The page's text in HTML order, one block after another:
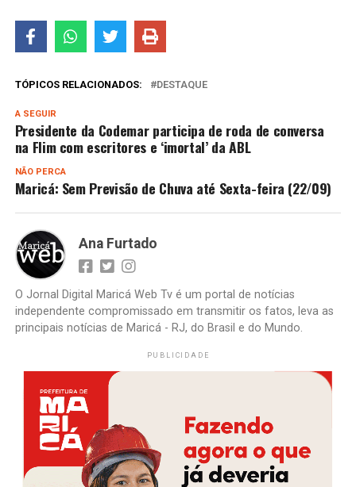
TÓPICOS RELACIONADOS: DESTAQUE
A SEGUIR
Presidente da Codemar participa de roda de conversa
na Flim com escritores e ‘imortal’ da ABL
NÃO PERCA
Maricá: Sem Previsão de Chuva até Sexta-feira (22/09)
Ana Furtado
O Jornal Digital Maricá Web Tv é um portal de notícias
independente compromissado em transmitir os fatos, leva as
principais notícias de Maricá - RJ, do Brasil e do Mundo.
PUBLICIDADE